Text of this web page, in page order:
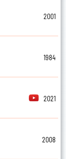
2001
1984
2021
2008